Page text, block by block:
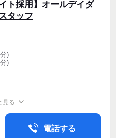
ト採用】オールデイダ
タッフ
)
)
見る
電話する